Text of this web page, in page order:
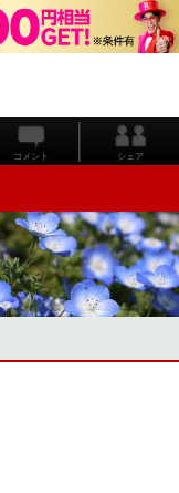
コメント シェア